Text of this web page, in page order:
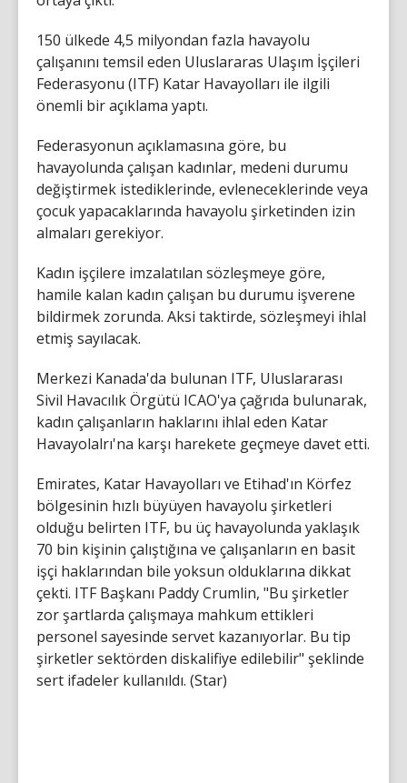
150 ülkede 4,5 milyondan fazla havayolu
çalışanını temsil eden Uluslararas Ulaşım İşçileri
Federasyonu (ITF) Katar Havayolları ile ilgili
önemli bir açıklama yaptı.
Federasyonun açıklamasına göre, bu
havayolunda çalışan kadınlar, medeni durumu
değiştirmek istediklerinde, evleneceklerinde veya
çocuk yapacaklarında havayolu şirketinden izin
almaları gerekiyor.
Kadın işçilere imzalatılan sözleşmeye göre,
hamile kalan kadın çalışan bu durumu işverene
bildirmek zorunda. Aksi taktirde, sözleşmeyi ihlal
etmiş sayılacak.
Merkezi Kanada'da bulunan ITF, Uluslararası
Sivil Havacılık Örgütü ICAO'ya çağrıda bulunarak,
kadın çalışanların haklarını ihlal eden Katar
Havayolalrı'na karşı harekete geçmeye davet etti.
Emirates, Katar Havayolları ve Etihad'ın Körfez
bölgesinin hızlı büyüyen havayolu şirketleri
olduğu belirten ITF, bu üç havayolunda yaklaşık
70 bin kişinin çalıştığına ve çalışanların en basit
işçi haklarından bile yoksun olduklarına dikkat
çekti. ITF Başkanı Paddy Crumlin, "Bu şirketler
zor şartlarda çalışmaya mahkum ettikleri
personel sayesinde servet kazanıyorlar. Bu tip
şirketler sektörden diskalifiye edilebilir" şeklinde
sert ifadeler kullanıldı. (Star)